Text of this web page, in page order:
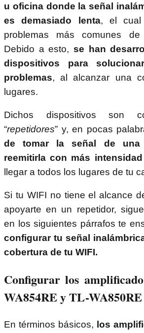
u oficina donde la señal
es demasiado lenta, el
problemas más comunes
Debido a esto, se han
dispositivos para
problemas, al alcanzar una
lugares.
Dichos dispositivos son
“repetidores” y, en pocas
de tomar la señal de una
reemitirla con más intensidad
llegar a todos los lugares de tu
Si tu WIFI no tiene el alcance
apoyarte en un repetidor,
en los siguientes párrafos te
configurar tu señal
cobertura de tu WIFI.
Configurar los
WA854RE y TL-
En términos básicos, los